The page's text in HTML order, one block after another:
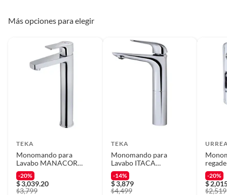
Más opciones para elegir
TEKA
Monomando para
Lavabo MANACOR
WASHBASIN
-20%
$3,039.20
$3,799
TEKA
Monomando para
Lavabo ITACA
WASHBASIN
-14%
$3,879
$4,499
-20%
$
$2,519